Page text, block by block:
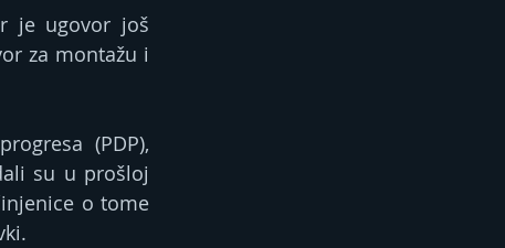
je ugovor još
za montažu i
(PDP),
su u prošloj
o tome